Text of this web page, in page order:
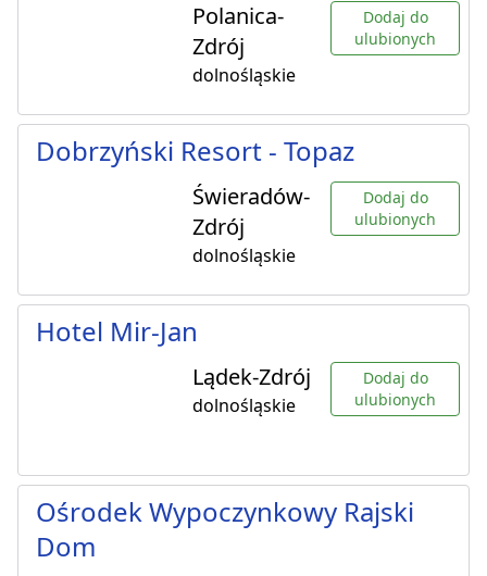
Polanica-
Zdrój
dolnośląskie
Dodaj do
ulubionych
Dobrzyński Resort - Topaz
Świeradów-
Zdrój
dolnośląskie
Dodaj do
ulubionych
Hotel Mir-Jan
Lądek-Zdrój
dolnośląskie
Dodaj do
ulubionych
Ośrodek Wypoczynkowy Rajski
Dom